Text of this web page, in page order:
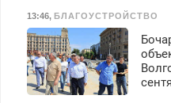
Сталинград в сердце
Набережная День
80-летие Победы
13:46, БЛАГОУСТРОЙСТВО